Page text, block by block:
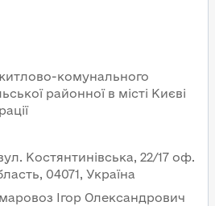
комунального
районної в місті Києві
Костянтинівська, 22/17 оф.
04071, Україна
Ігор Олександрович